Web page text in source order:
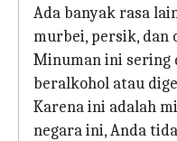
Ada banyak rasa
murbei, persik, dan
Minuman ini sering
beralkohol atau
Karena ini adalah
negara ini, Anda